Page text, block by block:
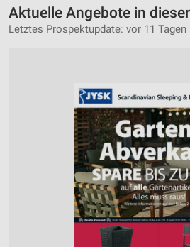
Aktuelle Angebote in
Letztes Prospektupdate: vor 11 Tagen